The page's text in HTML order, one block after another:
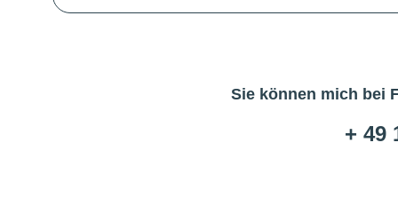
Sie können mich bei
+ 49